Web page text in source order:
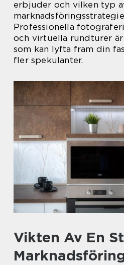
erbjuder och vilken typ
Professionella
och virtuella rundturer
som kan lyfta fram din
fler spekulanter.
Vikten Av En